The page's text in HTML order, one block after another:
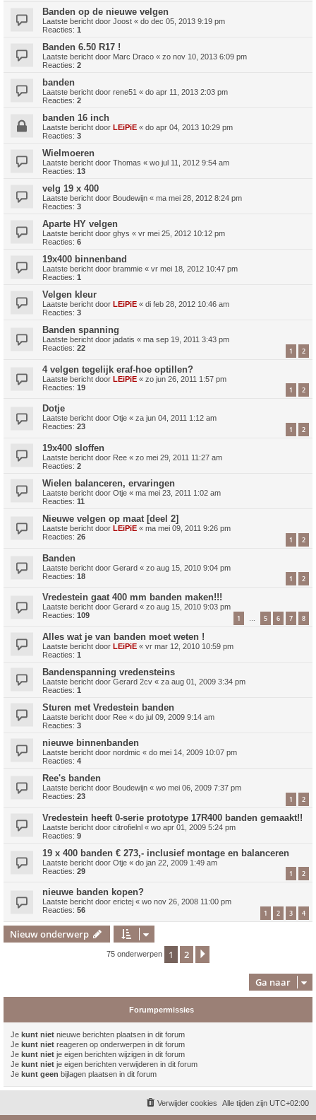
Banden op de nieuwe velgen
Laatste bericht door Joost « do dec 05, 2013 9:19 pm
Reacties: 1
Banden 6.50 R17 !
Laatste bericht door Marc Draco « zo nov 10, 2013 6:09 pm
Reacties: 2
banden
Laatste bericht door rene51 « do apr 11, 2013 2:03 pm
Reacties: 2
banden 16 inch
Laatste bericht door LEiPiE « do apr 04, 2013 10:29 pm
Reacties: 3
Wielmoeren
Laatste bericht door Thomas « wo jul 11, 2012 9:54 am
Reacties: 13
velg 19 x 400
Laatste bericht door Boudewijn « ma mei 28, 2012 8:24 pm
Reacties: 3
Aparte HY velgen
Laatste bericht door ghys « vr mei 25, 2012 10:12 pm
Reacties: 6
19x400 binnenband
Laatste bericht door brammie « vr mei 18, 2012 10:47 pm
Reacties: 1
Velgen kleur
Laatste bericht door LEiPiE « di feb 28, 2012 10:46 am
Reacties: 3
Banden spanning
Laatste bericht door jadatis « ma sep 19, 2011 3:43 pm
Reacties: 22 1 2
4 velgen tegelijk eraf-hoe optillen?
Laatste bericht door LEiPiE « zo jun 26, 2011 1:57 pm
Reacties: 19 1 2
Dotje
Laatste bericht door Otje « za jun 04, 2011 1:12 am
Reacties: 23 1 2
19x400 sloffen
Laatste bericht door Ree « zo mei 29, 2011 11:27 am
Reacties: 2
Wielen balanceren, ervaringen
Laatste bericht door Otje « ma mei 23, 2011 1:02 am
Reacties: 11
Nieuwe velgen op maat [deel 2]
Laatste bericht door LEiPiE « ma mei 09, 2011 9:26 pm
Reacties: 26 1 2
Banden
Laatste bericht door Gerard « zo aug 15, 2010 9:04 pm
Reacties: 18 1 2
Vredestein gaat 400 mm banden maken!!!
Laatste bericht door Gerard « zo aug 15, 2010 9:03 pm
Reacties: 109 1 … 5 6 7 8
Alles wat je van banden moet weten !
Laatste bericht door LEiPiE « vr mar 12, 2010 10:59 pm
Reacties: 1
Bandenspanning vredensteins
Laatste bericht door Gerard 2cv « za aug 01, 2009 3:34 pm
Reacties: 1
Sturen met Vredestein banden
Laatste bericht door Ree « do jul 09, 2009 9:14 am
Reacties: 3
nieuwe binnenbanden
Laatste bericht door nordmic « do mei 14, 2009 10:07 pm
Reacties: 4
Ree's banden
Laatste bericht door Boudewijn « wo mei 06, 2009 7:37 pm
Reacties: 23 1 2
Vredestein heeft 0-serie prototype 17R400 banden gemaakt!!
Laatste bericht door citrofielnl « wo apr 01, 2009 5:24 pm
Reacties: 9
19 x 400 banden € 273,- inclusief montage en balanceren
Laatste bericht door Otje « do jan 22, 2009 1:49 am
Reacties: 29 1 2
nieuwe banden kopen?
Laatste bericht door erictej « wo nov 26, 2008 11:00 pm
Reacties: 56 1 2 3 4
Nieuw onderwerp
75 onderwerpen 1 2
Ga naar
Forumpermissies
Je kunt niet nieuwe berichten plaatsen in dit forum
Je kunt niet reageren op onderwerpen in dit forum
Je kunt niet je eigen berichten wijzigen in dit forum
Je kunt niet je eigen berichten verwijderen in dit forum
Je kunt geen bijlagen plaatsen in dit forum
Alle tijden zijn UTC+02:00
Verwijder cookies